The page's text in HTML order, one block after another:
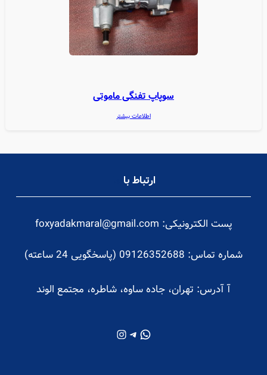
سوپاپ تفنگی ماموتی
اطلاعات بیشتر
ارتباط با
پست الکترونیکی: foxyadakmaral@gmail.com
شماره تماس: 09126352688 (پاسخگویی 24 ساعته)
آآدرس: تهران، جاده ساوه، شاطره، مجتمع الوند
واتس‌اپتلگرام اینستاگرم